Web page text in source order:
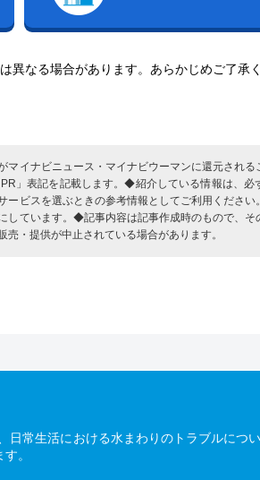
なる場合があります。あらかじめご了承く
イナビニュース・マイナビウーマンに還元され
」表記を記載します。◆紹介している情報は、必
ービスを選ぶときの参考情報としてご利用くださ
しています。◆記事内容は記事作成時のもので、そ
・提供が中止されている場合があります。
常生活における水まわりのトラブルにつ
。